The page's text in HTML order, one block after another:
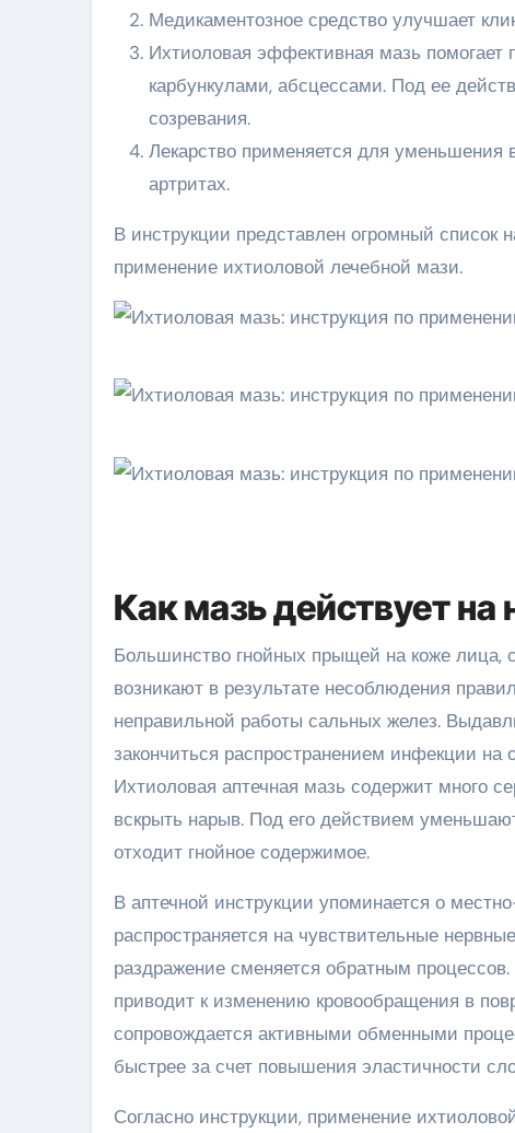
Медикаментозное средство улучшает
Ихтиоловая эффективная мазь
карбункулами, абсцессами. Под ее
созревания.
Лекарство применяется для уменьшения
артритах.
В инструкции представлен огромный список
применение ихтиоловой лечебной мази.
Как мазь действует на
Большинство гнойных прыщей на коже лица,
возникают в результате несоблюдения
неправильной работы сальных желез.
закончиться распространением инфекции
Ихтиоловая аптечная мазь содержит много
вскрыть нарыв. Под его действием
отходит гнойное содержимое.
В аптечной инструкции упоминается о
распространяется на чувствительные
раздражение сменяется обратным
приводит к изменению кровообращения в
сопровождается активными обменными
быстрее за счет повышения эластичности
Согласно инструкции, применение